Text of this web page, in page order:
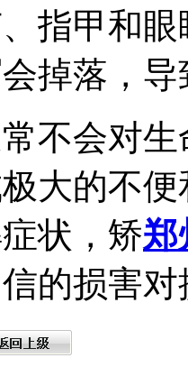
指甲和
掉落，
不会对
大的不
状，矫郑
的损害